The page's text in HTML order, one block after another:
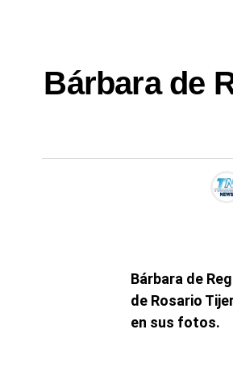
Bárbara de
Bárbara de
de Rosario
en sus fotos.